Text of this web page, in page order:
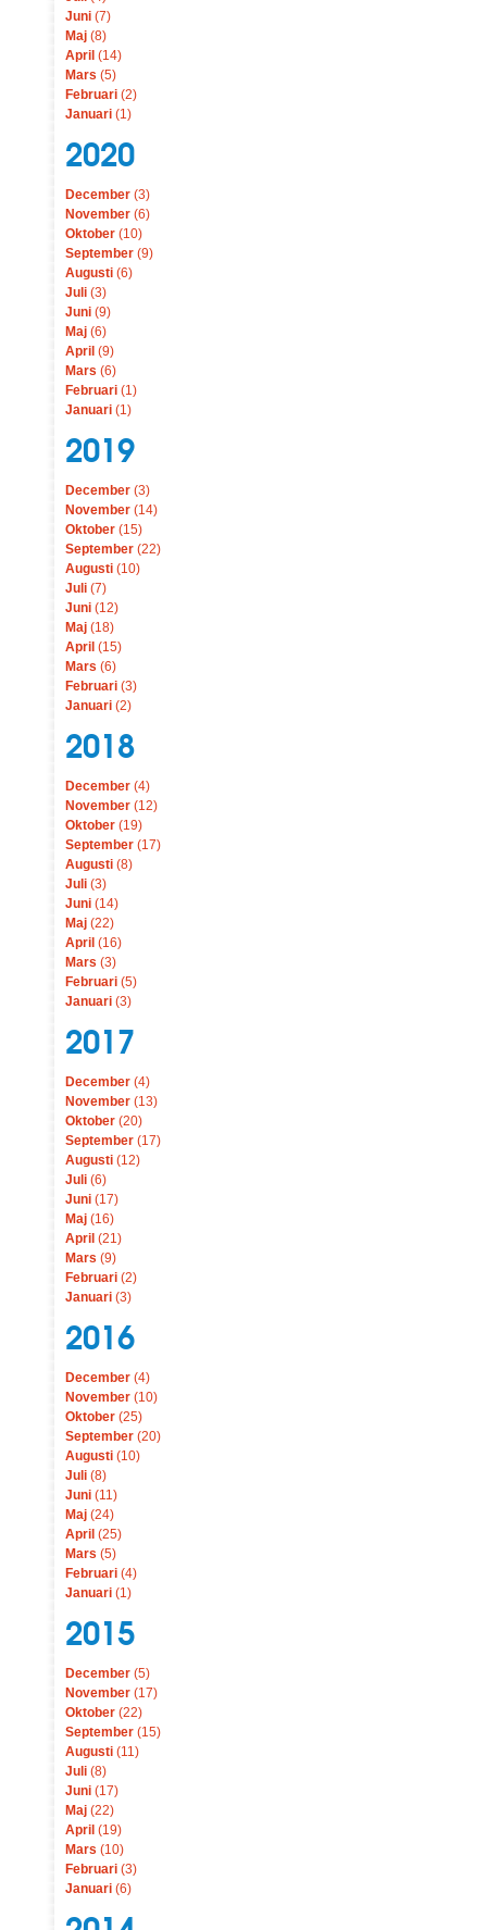
Juni (7)
Maj (8)
April (14)
Mars (5)
Februari (2)
Januari (1)
2020
December (3)
November (6)
Oktober (10)
September (9)
Augusti (6)
Juli (3)
Juni (9)
Maj (6)
April (9)
Mars (6)
Februari (1)
Januari (1)
2019
December (3)
November (14)
Oktober (15)
September (22)
Augusti (10)
Juli (7)
Juni (12)
Maj (18)
April (15)
Mars (6)
Februari (3)
Januari (2)
2018
December (4)
November (12)
Oktober (19)
September (17)
Augusti (8)
Juli (3)
Juni (14)
Maj (22)
April (16)
Mars (3)
Februari (5)
Januari (3)
2017
December (4)
November (13)
Oktober (20)
September (17)
Augusti (12)
Juli (6)
Juni (17)
Maj (16)
April (21)
Mars (9)
Februari (2)
Januari (3)
2016
December (4)
November (10)
Oktober (25)
September (20)
Augusti (10)
Juli (8)
Juni (11)
Maj (24)
April (25)
Mars (5)
Februari (4)
Januari (1)
2015
December (5)
November (17)
Oktober (22)
September (15)
Augusti (11)
Juli (8)
Juni (17)
Maj (22)
April (19)
Mars (10)
Februari (3)
Januari (6)